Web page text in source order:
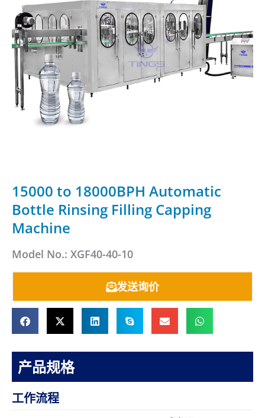
15000 to 18000BPH Automatic
Bottle Rinsing Filling Capping
Machine
Model No.: XGF40-40-10
发送询价
产品规格
工作流程